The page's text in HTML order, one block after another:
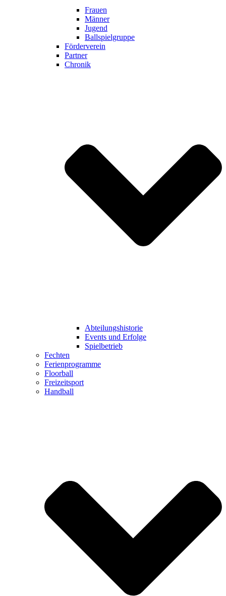
Frauen
Männer
Jugend
Ballspielgruppe
Förderverein
Partner
Chronik
Abteilungshistorie
Events und Erfolge
Spielbetrieb
Fechten
Ferienprogramme
Floorball
Freizeitsport
Handball